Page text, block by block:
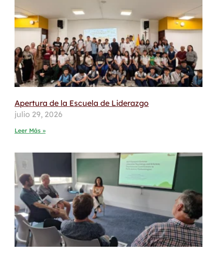
Apertura de la Escuela de Liderazgo
julio 29, 2026
Leer Más »